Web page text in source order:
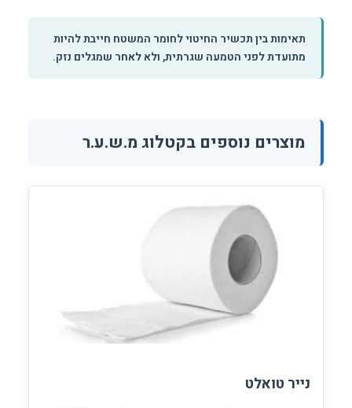
תאימות בין תכשיר החיטוי לחומר המשטח חייבת להיות
מתועדת לפני הטמעה שגרתית, ולא לאחר שמגלים נזק.
מוצרים נוספים בקטלוג מ.ש.ע.ר
נייר טואלט